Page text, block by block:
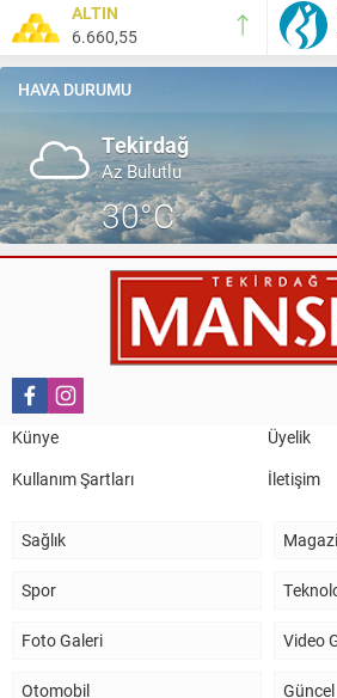
Salih Canikli
5 Kasım 2024 19:54
TEKİRDAĞ İL EMNİYET
ALTIN
6.660,55
HAVA DURUMU
Tekirdağ
Az Bulutlu
30°C
Künye
Üyelik
Kullanım Şartları
İletişim
Sağlık
Spor
Foto Galeri Video
Otomobil Güncel